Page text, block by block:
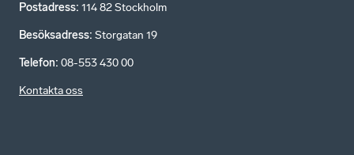
Postadress: 114 82 Stockholm
Besöksadress: Storgatan 19
Telefon: 08-553 430 00
Kontakta oss